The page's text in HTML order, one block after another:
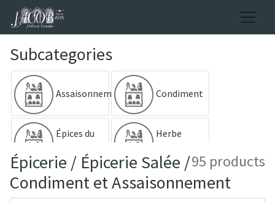
Subcategories
Assaisonnement Condiment
Épices du
Herbe
Sel et
Poivre
95 products
Épicerie / Épicerie Salée /
Condiment et Assaisonnement